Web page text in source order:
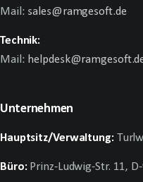
Mail: sales@ramgesoft.de
Technik:
Mail:
Unternehmen
Hauptsitz/Verwaltung:
Büro: Prinz-Ludwig-Str. 11,